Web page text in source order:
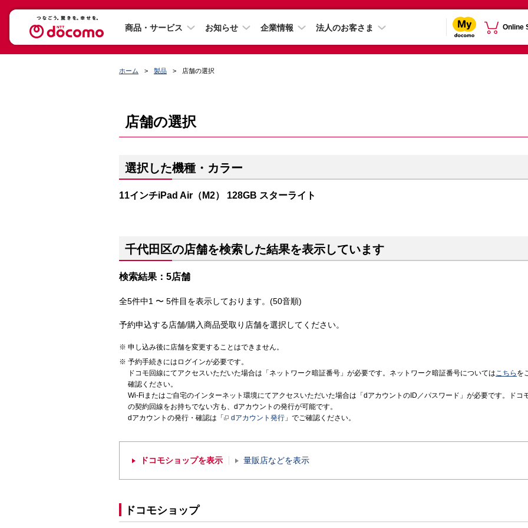
商品・サービス お知らせ 企業情報 法人のお客さま Online
ホーム 製品 店舗の選択
店舗の選択
選択した機種・カラー
11インチiPad Air（M2） 128GB スターライト
千代田区の店舗を検索した結果を表示しています
検索結果：5店舗
全5件中1 〜 5件目を表示しております。(50音順)
予約申込する店舗/購入商品受取り店舗を選択してください。
申し込み後に店舗を変更することはできません。
予約手続きにはログインが必要です。
ドコモ回線にてアクセスいただいた場合は「ネットワーク暗証番号」が必要です。ネットワーク暗証番号についてはこちら を
確認ください。
Wi-Fiまたはご自宅のインターネット環境にてアクセスいただいた場合は「dアカウントのID／パスワード」が必要です。ドコ
の契約回線をお持ちでない方も、dアカウントの発行が可能です。
dアカウントの発行・確認は「
dアカウント発行 」でご確認ください。
ドコモショップを表示 量販店などを表示
ドコモショップ